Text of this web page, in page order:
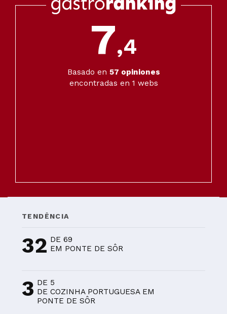
7,4
Basado en 57 opiniones
encontradas en 1 webs
TENDÊNCIA
32 DE 69
EM PONTE DE SÔR
3 DE 5
DE COZINHA PORTUGUESA EM
PONTE DE SÔR